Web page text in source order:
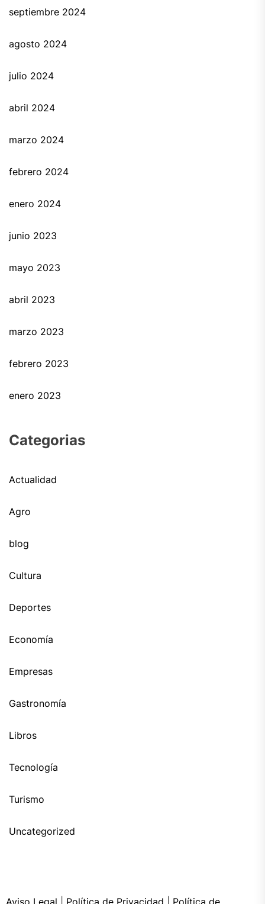
septiembre 2024
agosto 2024
julio 2024
abril 2024
marzo 2024
febrero 2024
enero 2024
junio 2023
mayo 2023
abril 2023
marzo 2023
febrero 2023
enero 2023
Categorias
Actualidad
Agro
blog
Cultura
Deportes
Economía
Empresas
Gastronomía
Libros
Tecnología
Turismo
Uncategorized